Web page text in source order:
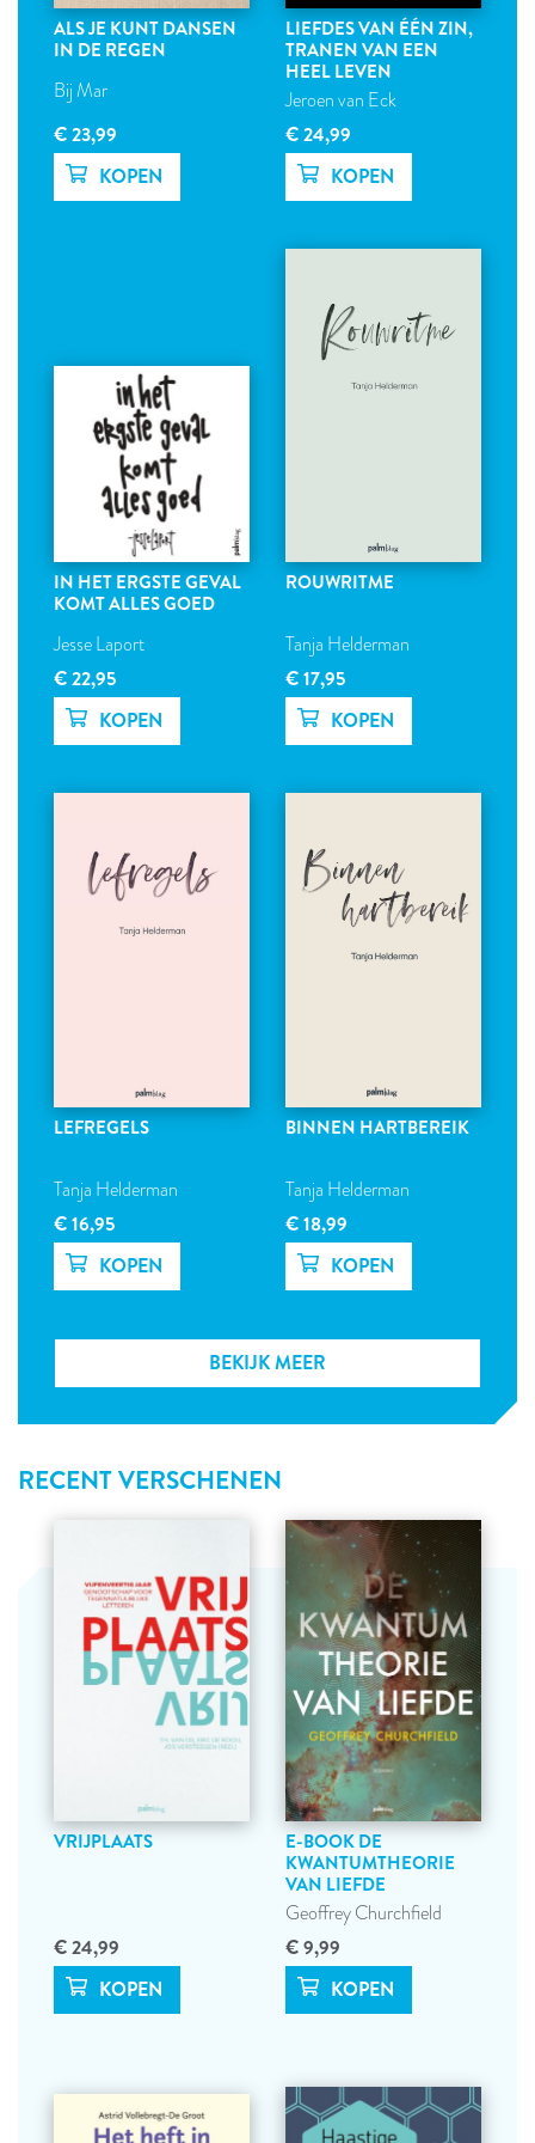
ALS JE KUNT DANSEN
IN DE REGEN
Bij Mar
€ 23,99
LIEFDES VAN ÉÉN ZIN,
TRANEN VAN EEN
HEEL LEVEN
Jeroen van Eck
€ 24,99
IN HET ERGSTE GEVAL
KOMT ALLES GOED
Jesse Laport
€ 22,95
ROUWRITME
Tanja Helderman
€ 17,95
LEFREGELS
Tanja Helderman
€ 16,95
BINNEN HARTBEREIK
Tanja Helderman
€ 18,99
BEKIJK MEER
RECENT VERSCHENEN
VRIJPLAATS
€ 24,99
E-BOOK DE
KWANTUMTHEORIE
VAN LIEFDE
Geoffrey Churchfield
€ 9,99